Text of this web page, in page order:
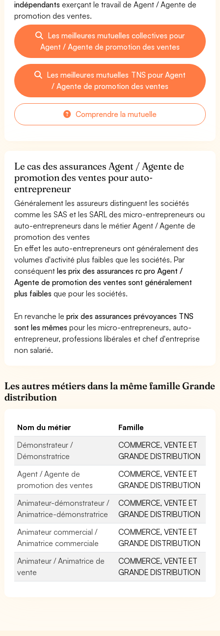
indépendants exerçant le travail de Agent / Agente de
promotion des ventes.
Les meilleures mutuelles collectives pour
Agent / Agente de promotion des ventes
Les meilleures mutuelles TNS pour Agent
/ Agente de promotion des ventes
Comprendre la mutuelle
Le cas des assurances Agent / Agente de
promotion des ventes pour auto-
entrepreneur
Généralement les assureurs distinguent les sociétés
comme les SAS et les SARL des micro-entrepreneurs ou
auto-entrepreneurs dans le métier Agent / Agente de
promotion des ventes
En effet les auto-entrepreneurs ont généralement des
volumes d'activité plus faibles que les sociétés. Par
conséquentles prix des assurances rc pro Agent /
Agente de promotion des ventes sont généralement
plus faibles que pour les sociétés.
En revanche leprix des assurances prévoyances TNS
sont les mêmes pour les micro-entrepreneurs, auto-
entrepreneur, professions libérales et chef d'entreprise
non salarié.
Les autres métiers dans la même famille Grande
distribution
Nom du métier
Famille
Démonstrateur /
Démonstratrice
COMMERCE, VENTE ET
GRANDE DISTRIBUTION
Agent / Agente de
promotion des ventes
COMMERCE, VENTE ET
GRANDE DISTRIBUTION
Animateur-démonstrateur /
Animatrice-démonstratrice
COMMERCE, VENTE ET
GRANDE DISTRIBUTION
Animateur commercial /
Animatrice commerciale
COMMERCE, VENTE ET
GRANDE DISTRIBUTION
Animateur / Animatrice de
vente
COMMERCE, VENTE ET
GRANDE DISTRIBUTION